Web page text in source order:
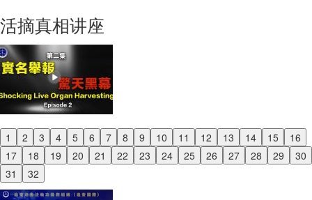
活摘真相讲座
1 2 3 4 5 6 7 8 9 10 11 12 13 14 15
16
17
18 19 20 21 22 23 24 25 26 27 28 29
30
31
32
Previous
Next